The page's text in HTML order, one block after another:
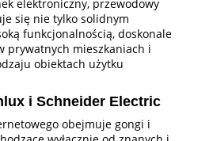
elektroniczny, przewodowy
się nie tylko solidnym
funkcjonalnością, doskonale
prywatnych mieszkaniach i
obiektach użytku
i Schneider Electric
obejmuje gongi i